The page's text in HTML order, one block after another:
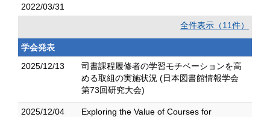
2022/03/31
全件表示（11件）
学会発表
2025/12/13
司書課程履修者の学習モチベーションを高
める取組の実施状況 (日本図書館情報学会
第73回研究大会)
2025/12/04
Exploring the Value of Courses for